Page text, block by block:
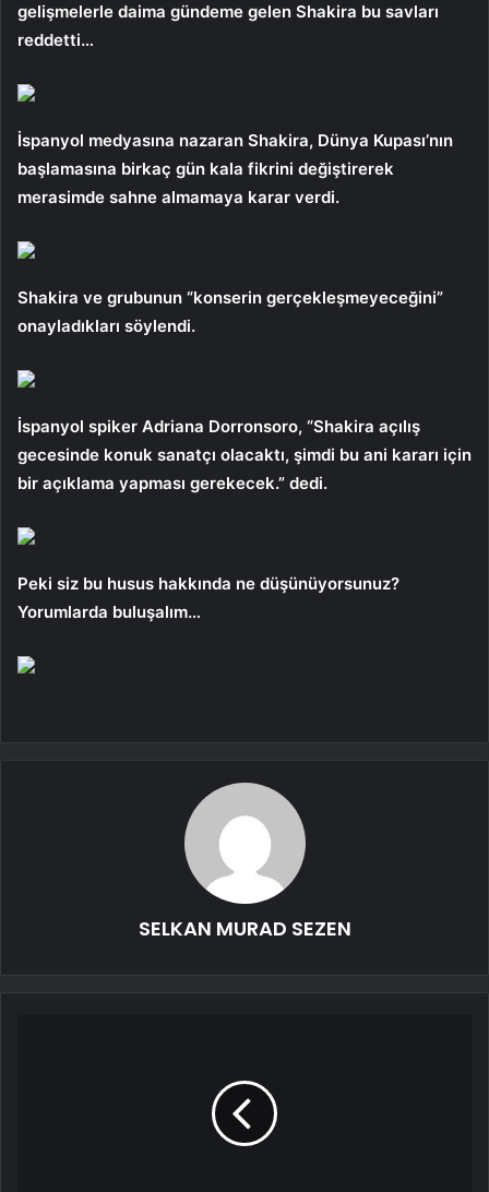
gelişmelerle daima gündeme gelen Shakira bu savları
reddetti…
İspanyol medyasına nazaran Shakira, Dünya Kupası’nın
başlamasına birkaç gün kala fikrini değiştirerek
merasimde sahne almamaya karar verdi.
Shakira ve grubunun “konserin gerçekleşmeyeceğini”
onayladıkları söylendi.
İspanyol spiker Adriana Dorronsoro, “Shakira açılış
gecesinde konuk sanatçı olacaktı, şimdi bu ani kararı için
bir açıklama yapması gerekecek.” dedi.
Peki siz bu husus hakkında ne düşünüyorsunuz?
Yorumlarda buluşalım…
SELKAN MURAD SEZEN